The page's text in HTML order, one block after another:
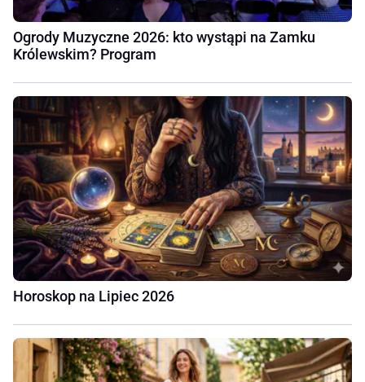
Ogrody Muzyczne 2026: kto wystąpi na Zamku
Królewskim? Program
Horoskop na Lipiec 2026